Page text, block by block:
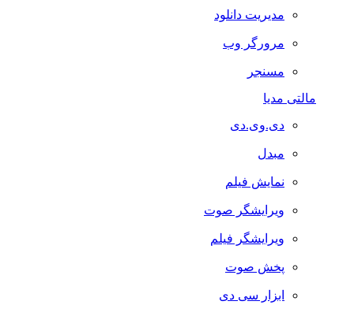
مدیریت دانلود
مرورگر وب
مسنجر
مالتی مدیا
دی.وی.دی
مبدل
نمایش فیلم
ویرایشگر صوت
ویرایشگر فیلم
پخش صوت
ابزار سی دی